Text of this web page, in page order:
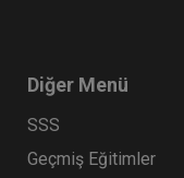
Diğer Menü
SSS
Geçmiş Eğitimler